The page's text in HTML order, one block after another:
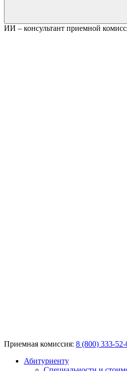
ИИ – консультант приемной
Приемная комиссия: 8 (800) 333-52-
Абитуриенту